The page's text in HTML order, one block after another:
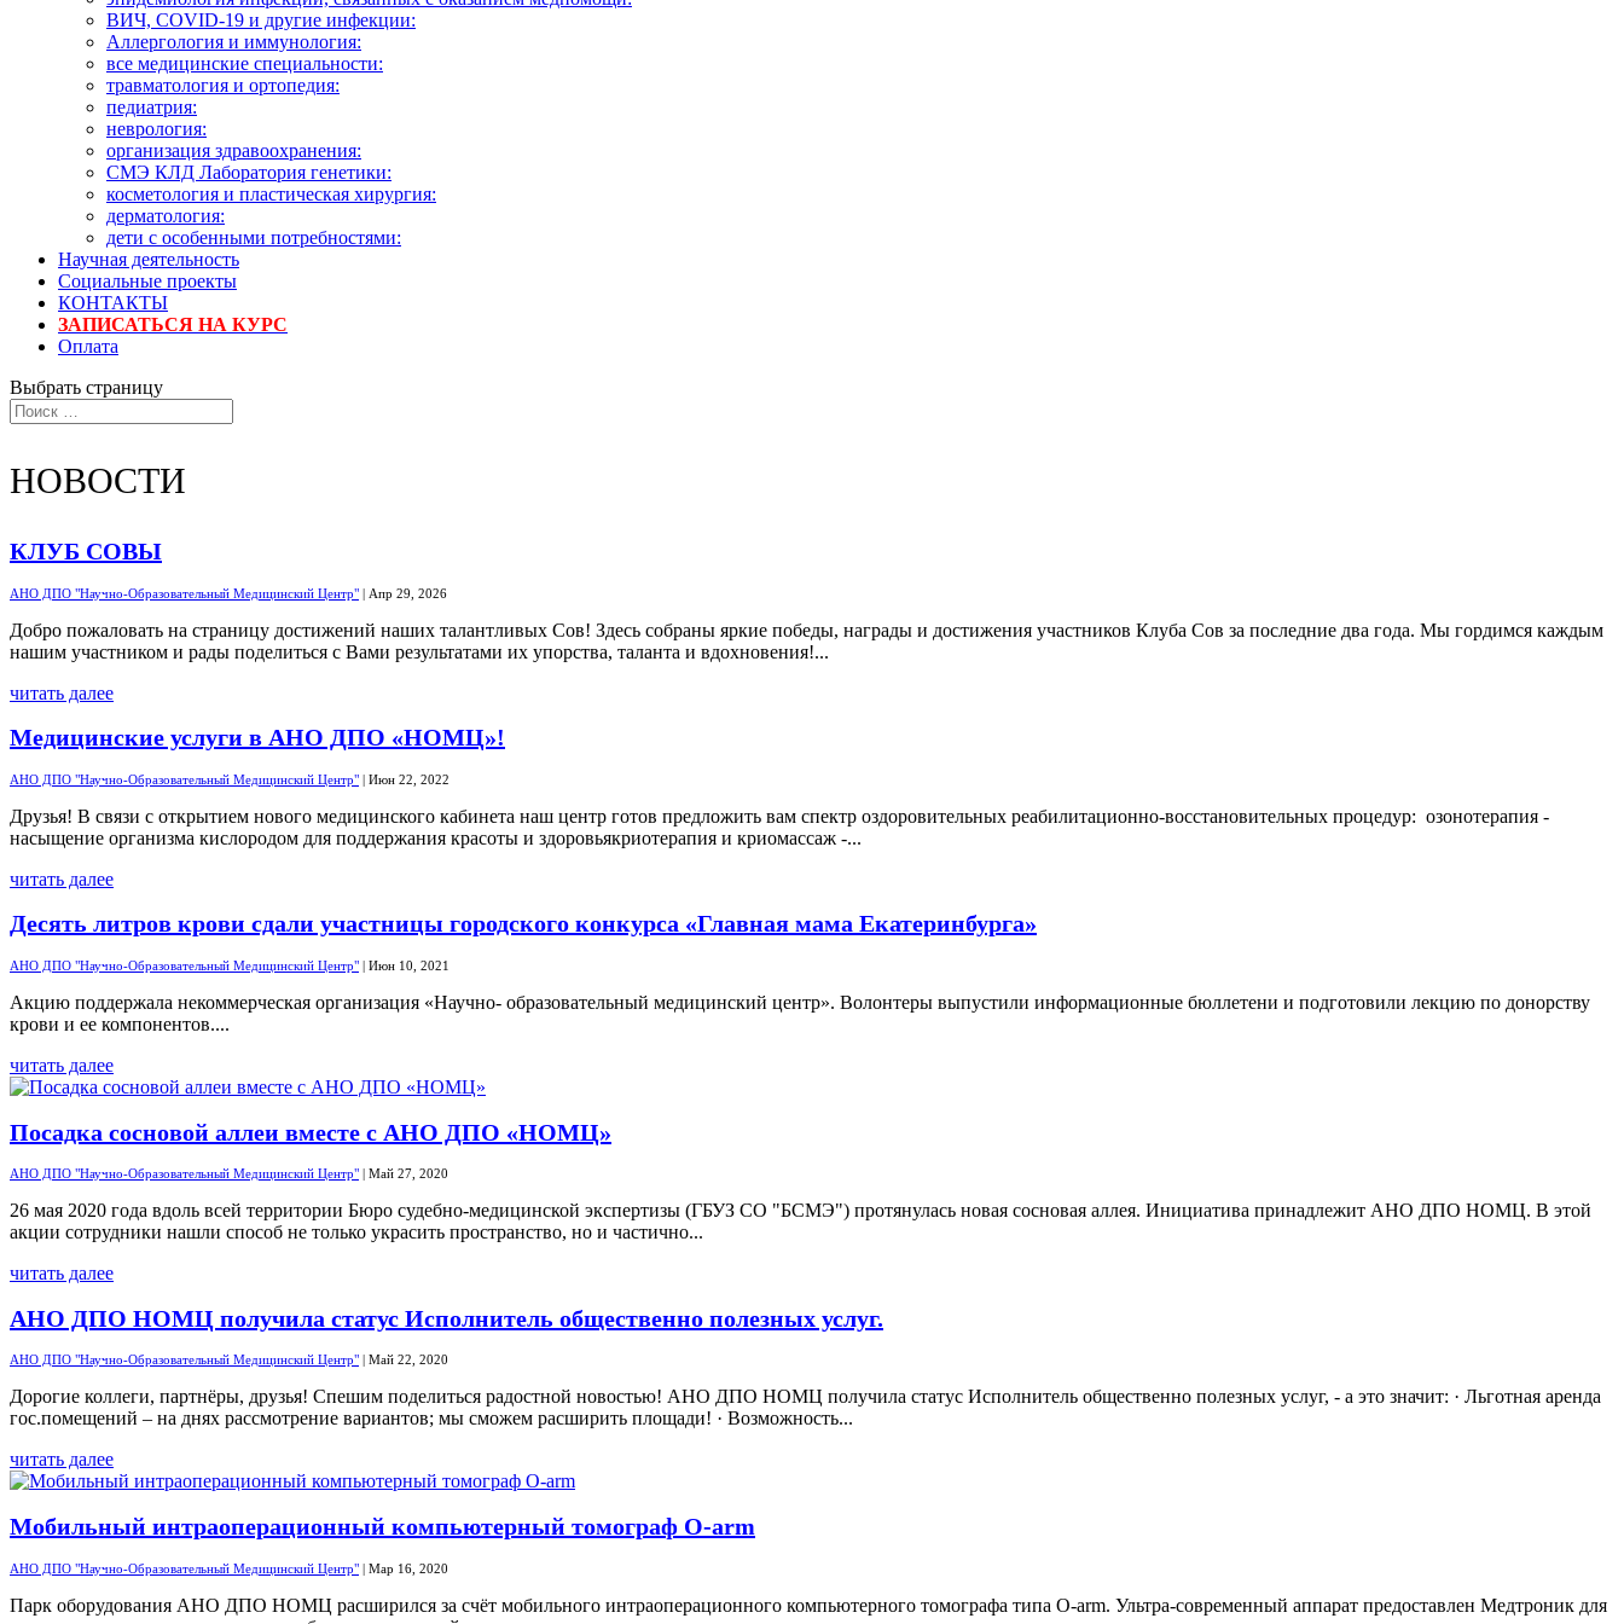
ВИЧ, COVID-19 и другие инфекции:
Аллергология и иммунология:
все медицинские специальности:
травматология и ортопедия:
педиатрия:
неврология:
организация здравоохранения:
СМЭ КЛД Лаборатория генетики:
косметология и пластическая хирургия:
дерматология:
дети с особенными потребностями:
Научная деятельность
Социальные проекты
КОНТАКТЫ
ЗАПИСАТЬСЯ НА КУРС
Оплата
Выбрать страницу
НОВОСТИ
КЛУБ СОВЫ
АНО ДПО "Научно-Образовательный Медицинский Центр" | Апр 29, 2026
Добро пожаловать на страницу достижений наших талантливых Сов! Здесь собраны яркие победы, награды и достижения участников Клуба Сов за последние два года. Мы гордимся каждым
нашим участником и рады поделиться с Вами результатами их упорства, таланта и вдохновения!...
читать далее
Медицинские услуги в АНО ДПО «НОМЦ»!
АНО ДПО "Научно-Образовательный Медицинский Центр" | Июн 22, 2022
Друзья! В связи с открытием нового медицинского кабинета наш центр готов предложить вам спектр оздоровительных реабилитационно-восстановительных процедур: озонотерапия -
насыщение организма кислородом для поддержания красоты и здоровьякриотерапия и криомассаж -...
читать далее
Десять литров крови сдали участницы городского конкурса «Главная мама Екатеринбурга»
АНО ДПО "Научно-Образовательный Медицинский Центр" | Июн 10, 2021
Акцию поддержала некоммерческая организация «Научно- образовательный медицинский центр». Волонтеры выпустили информационные бюллетени и подготовили лекцию по донорству
крови и ее компонентов....
читать далее
Посадка сосновой аллеи вместе с АНО ДПО «НОМЦ»
АНО ДПО "Научно-Образовательный Медицинский Центр" | Май 27, 2020
26 мая 2020 года вдоль всей территории Бюро судебно-медицинской экспертизы (ГБУЗ СО "БСМЭ") протянулась новая сосновая аллея. Инициатива принадлежит АНО ДПО НОМЦ. В этой
акции сотрудники нашли способ не только украсить пространство, но и частично...
читать далее
АНО ДПО НОМЦ получила статус Исполнитель общественно полезных услуг.
АНО ДПО "Научно-Образовательный Медицинский Центр" Май 22, 2020
Дорогие коллеги, партнёры, друзья! Спешим поделиться радостной новостью! АНО ДПО НОМЦ получила статус Исполнитель общественно полезных услуг, - а это значит: · Льготная аренда
гос.помещений – на днях рассмотрение вариантов; мы сможем расширить площади! · Возможность...
читать далее
Мобильный интраоперационный компьютерный томограф О-arm
АНО ДПО "Научно-Образовательный Медицинский Центр" | Мар 16, 2020
Парк оборудования АНО ДПО НОМЦ расширился за счёт мобильного интраоперационного компьютерного томографа типа О-arm. Ультра-современный аппарат предоставлен Медтроник для